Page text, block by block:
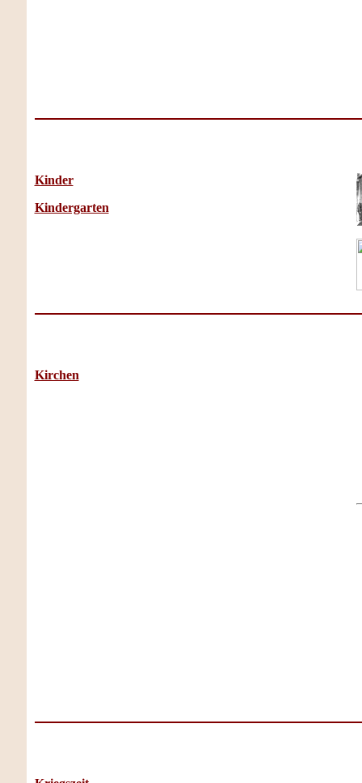
Kinder
Kindergarten
Kirchen